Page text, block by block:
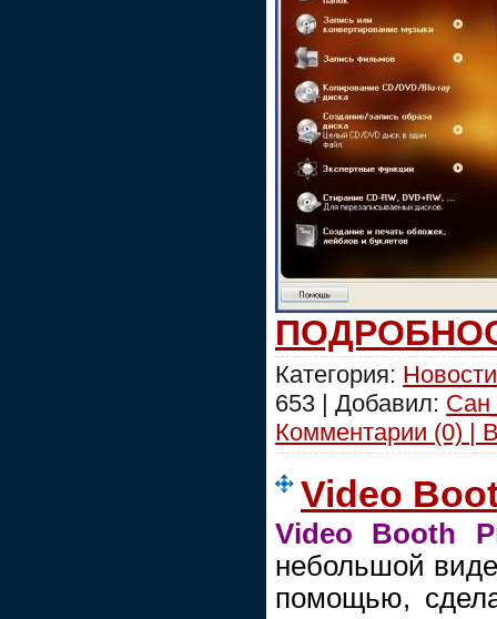
Категория:
653 | Добавил:
Комментарии (0) |
Video
Video Booth
небольшой
помощью,